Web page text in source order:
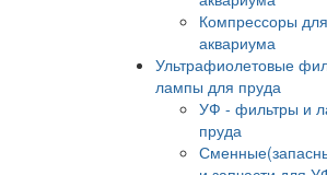
Компрессоры для
аквариума
Ультрафиолетовые
лампы для пруда
УФ - фильтры и
пруда